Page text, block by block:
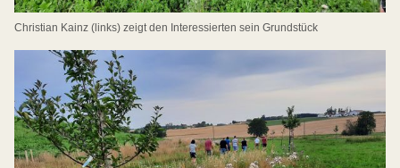
Christian Kainz (links) zeigt den Interessierten sein Grundstück